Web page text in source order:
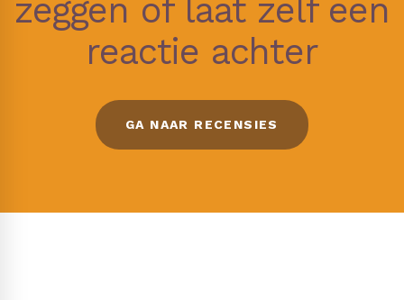
zeggen of laat zelf een
reactie achter
GA NAAR RECENSIES